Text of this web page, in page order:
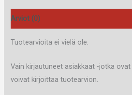
Arviot (0)
Tuotearvioita ei vielä ole.
Vain kirjautuneet asiakkaat -jotka
voivat kirjoittaa tuotearvion.